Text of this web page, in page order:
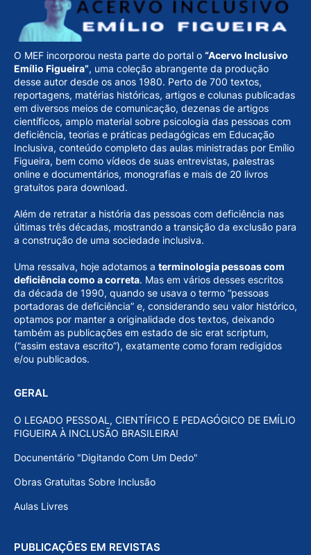
O MEF incorporou nesta parte do portal o “Acervo Inclusivo
Emílio Figueira”, uma coleção abrangente da produção
desse autor desde os anos 1980. Perto de 700 textos,
reportagens, matérias históricas, artigos e colunas publicadas
em diversos meios de comunicação, dezenas de artigos
científicos, amplo material sobre psicologia das pessoas com
deficiência, teorias e práticas pedagógicas em Educação
Inclusiva, conteúdo completo das aulas ministradas por Emílio
Figueira, bem como vídeos de suas entrevistas, palestras
online e documentários, monografias e mais de 20 livros
gratuitos para download.
Além de retratar a história das pessoas com deficiência nas
últimas três décadas, mostrando a transição da exclusão para
a construção de uma sociedade inclusiva.
Uma ressalva, hoje adotamos a terminologia pessoas com
deficiência como a correta. Mas em vários desses escritos
da década de 1990, quando se usava o termo “pessoas
portadoras de deficiência” e, considerando seu valor histórico,
optamos por manter a originalidade dos textos, deixando
também as publicações em estado de sic erat scriptum,
(“assim estava escrito”), exatamente como foram redigidos
e/ou publicados.
GERAL
O LEGADO PESSOAL, CIENTÍFICO E PEDAGÓGICO DE EMÍLIO
FIGUEIRA À INCLUSÃO BRASILEIRA!
Docunentário "Digitando Com Um Dedo"
Obras Gratuitas Sobre Inclusão
Aulas Livres
PUBLICAÇÕES EM REVISTAS